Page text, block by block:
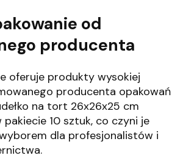
od
producenta
oferuje produkty wysokiej
producenta opakowań
na tort 26x26x25 cm
10 sztuk, co czyni je
dla profesjonalistów i